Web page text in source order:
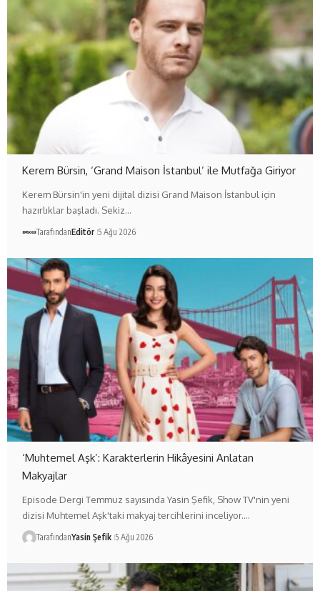
Kerem Bürsin, ‘Grand Maison İstanbul’ ile Mutfağa Giriyor
Kerem Bürsin'in yeni dijital dizisi Grand Maison İstanbul için
hazırlıklar başladı. Sekiz…
TarafındanEditör 5 Ağu 2026
‘Muhtemel Aşk’: Karakterlerin Hikâyesini Anlatan
Makyajlar
Episode Dergi Temmuz sayısında Yasin Şefik, Show TV'nin yeni
dizisi Muhtemel Aşk'taki makyaj tercihlerini inceliyor.…
TarafındanYasin Şefik 5 Ağu 2026